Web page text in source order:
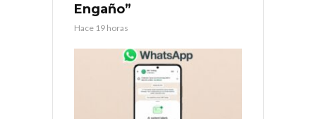
Engaño”
Hace 19 horas